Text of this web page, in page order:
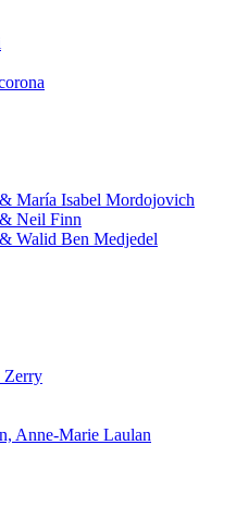
María Isabel Mordojovich
Neil Finn
Walid Ben Medjedel
Zerry
Anne-Marie Laulan